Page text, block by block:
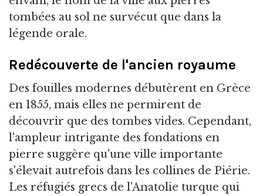
tombées au sol ne survécut que dans la
légende orale.
Redécouverte de l'ancien royaume
Des fouilles modernes débutèrent en Grèce
en 1855, mais elles ne permirent de
découvrir que des tombes vides. Cependant,
l'ampleur intrigante des fondations en
pierre suggère qu'une ville importante
s'élevait autrefois dans les collines de Piérie.
Les réfugiés grecs de l'Anatolie turque qui